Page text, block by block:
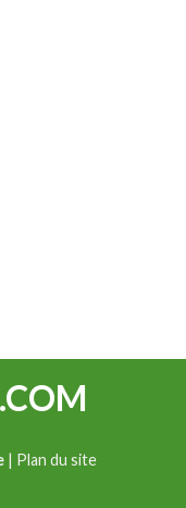
| Plan du site